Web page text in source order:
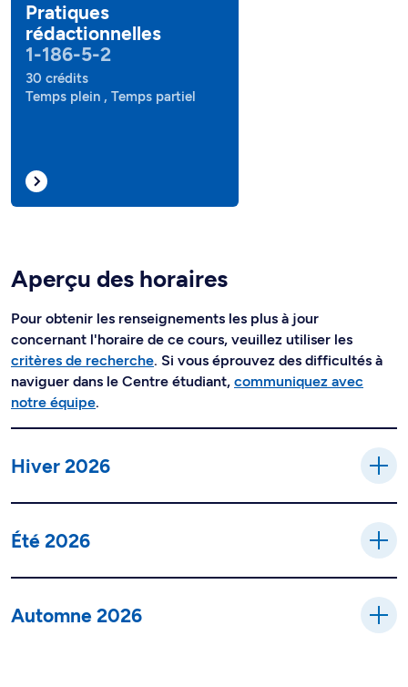
Pratiques
rédactionnelles
1-186-5-2
30 crédits
Temps plein , Temps partiel
Aperçu des horaires
Pour obtenir les renseignements les plus à jour
concernant l'horaire de ce cours, veuillez utiliser les
critères de recherche. Si vous éprouvez des difficultés à
naviguer dans le Centre étudiant, communiquez avec
notre équipe.
Hiver 2026
Été 2026
Automne 2026